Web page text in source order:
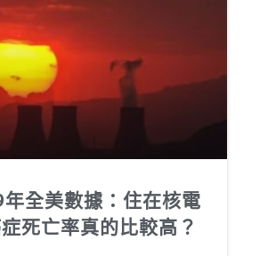
全美數據：住在核電
死亡率真的比較高？